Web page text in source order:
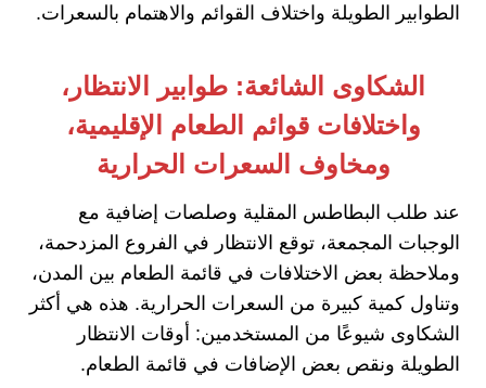
الطوابير الطويلة واختلاف القوائم والاهتمام بالسعرات.
الشكاوى الشائعة: طوابير الانتظار،
واختلافات قوائم الطعام الإقليمية،
ومخاوف السعرات الحرارية
عند طلب البطاطس المقلية وصلصات إضافية مع
الوجبات المجمعة، توقع الانتظار في الفروع المزدحمة،
وملاحظة بعض الاختلافات في قائمة الطعام بين المدن،
وتناول كمية كبيرة من السعرات الحرارية. هذه هي أكثر
الشكاوى شيوعًا من المستخدمين: أوقات الانتظار
الطويلة ونقص بعض الإضافات في قائمة الطعام.